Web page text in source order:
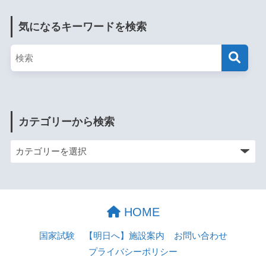
気になるキーワードを検索
カテゴリーから検索
HOME
国家試験 【明日へ】施設案内
お問い合わせ
プライバシーポリシー